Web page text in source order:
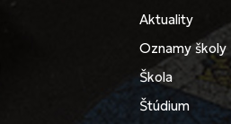
Aktuality
Oznamy školy
Škola
Štúdium